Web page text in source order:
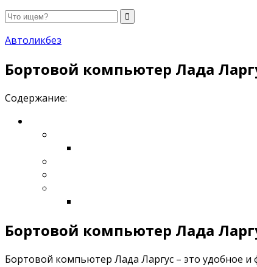
Автоликбез
Бортовой компьютер Лада
Содержание:
Бортовой компьютер Лада
Бортовой компьютер Лада Ларгус – это удобное